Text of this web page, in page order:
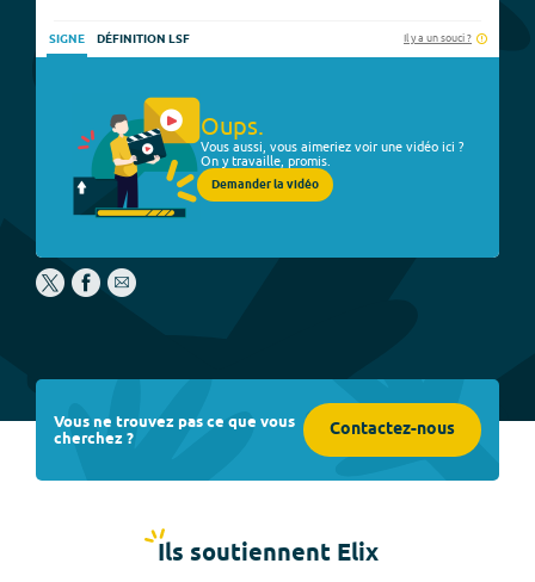
SIGNE DÉFINITION LSF Il y a un souci ?
Oups.
Vous aussi, vous aimeriez voir une vidéo ici ?
On y travaille, promis.
Demander la vidéo
Vous ne trouvez pas ce que vous
cherchez ? Contactez-nous
Ils soutiennent Elix